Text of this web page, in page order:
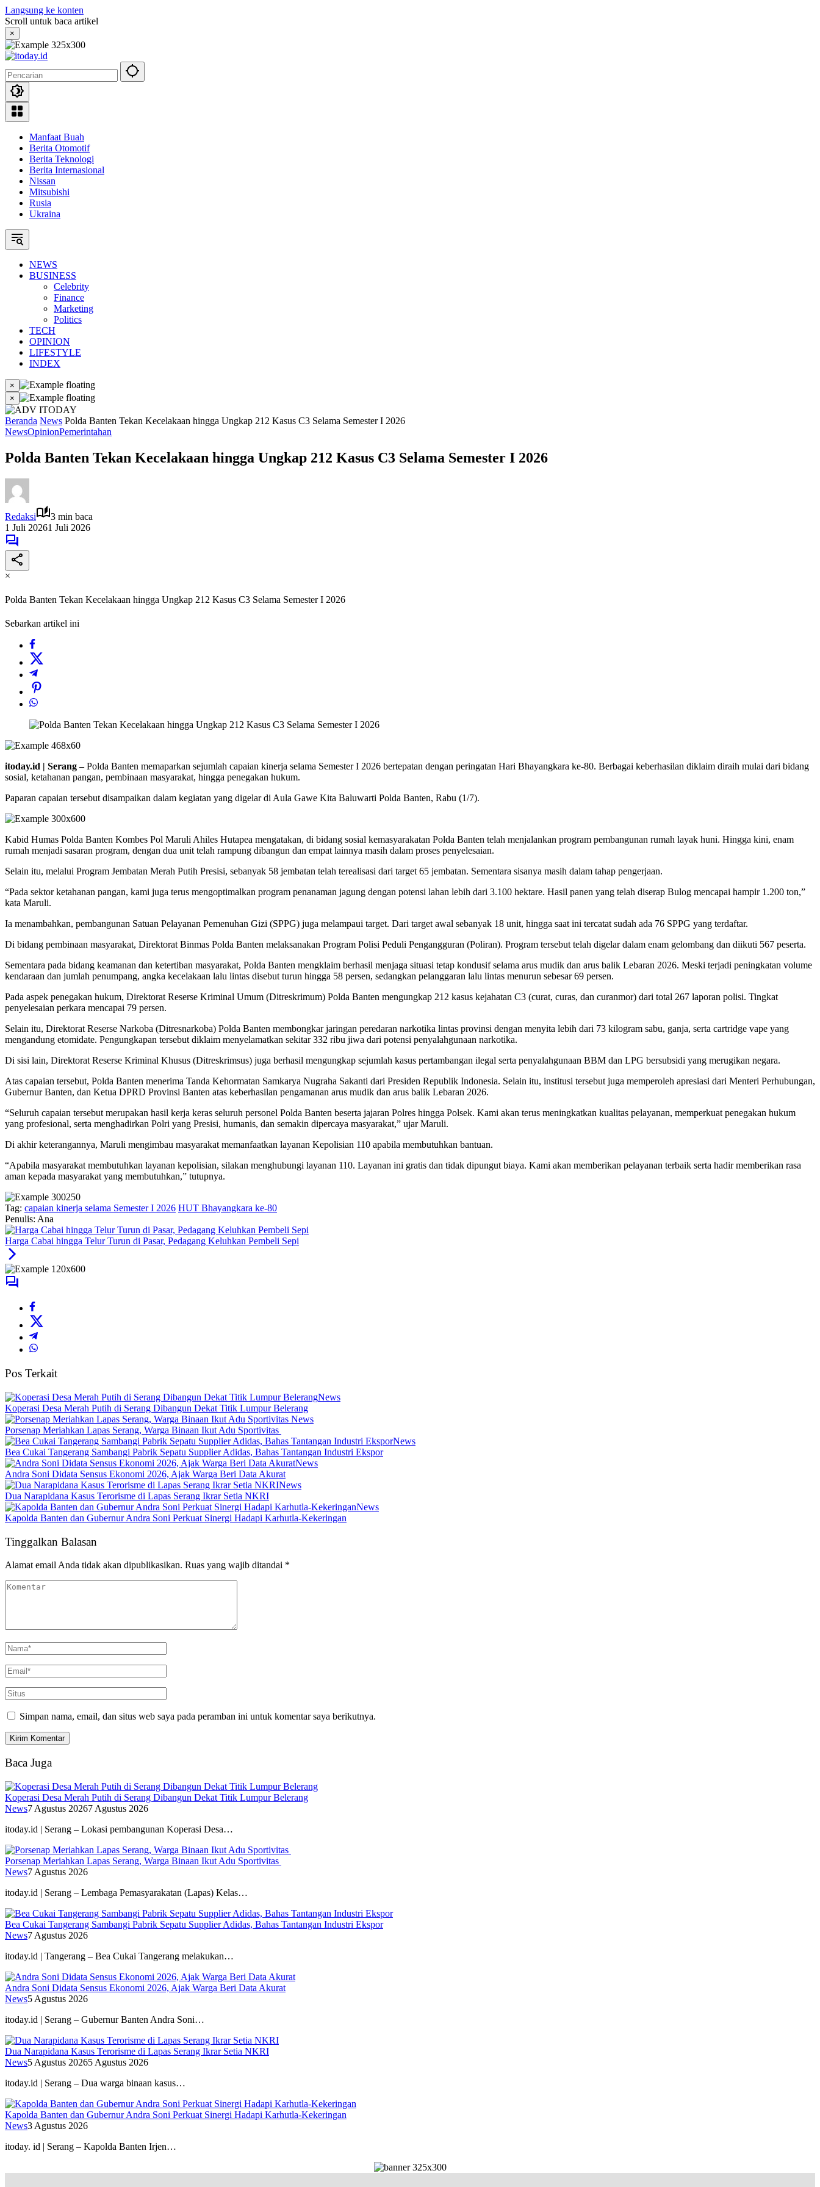
Langsung ke konten
Scroll untuk baca artikel
×
Manfaat Buah
Berita Otomotif
Berita Teknologi
Berita Internasional
Nissan
Mitsubishi
Rusia
Ukraina
NEWS
BUSINESS
Celebrity
Finance
Marketing
Politics
TECH
OPINION
LIFESTYLE
INDEX
×
×
Beranda News Polda Banten Tekan Kecelakaan hingga Ungkap 212 Kasus C3 Selama Semester I 2026
NewsOpinionPemerintahan
Polda Banten Tekan Kecelakaan hingga Ungkap 212 Kasus C3 Selama Semester I 2026
Redaksi
3 min baca
1 Juli 20261 Juli 2026
×
Polda Banten Tekan Kecelakaan hingga Ungkap 212 Kasus C3 Selama Semester I 2026
Sebarkan artikel ini
itoday.id | Serang –Polda Banten memaparkan sejumlah capaian kinerja selama Semester I 2026 bertepatan dengan peringatan Hari Bhayangkara ke-80. Berbagai keberhasilan diklaim diraih mulai dari bidang
sosial, ketahanan pangan, pembinaan masyarakat, hingga penegakan hukum.
Paparan capaian tersebut disampaikan dalam kegiatan yang digelar di Aula Gawe Kita Baluwarti Polda Banten, Rabu (1/7).
Kabid Humas Polda Banten Kombes Pol Maruli Ahiles Hutapea mengatakan, di bidang sosial kemasyarakatan Polda Banten telah menjalankan program pembangunan rumah layak huni. Hingga kini, enam
rumah menjadi sasaran program, dengan dua unit telah rampung dibangun dan empat lainnya masih dalam proses penyelesaian.
Selain itu, melalui Program Jembatan Merah Putih Presisi, sebanyak 58 jembatan telah terealisasi dari target 65 jembatan. Sementara sisanya masih dalam tahap pengerjaan.
“Pada sektor ketahanan pangan, kami juga terus mengoptimalkan program penanaman jagung dengan potensi lahan lebih dari 3.100 hektare. Hasil panen yang telah diserap Bulog mencapai hampir 1.200 ton,”
kata Maruli.
Ia menambahkan, pembangunan Satuan Pelayanan Pemenuhan Gizi (SPPG) juga melampaui target. Dari target awal sebanyak 18 unit, hingga saat ini tercatat sudah ada 76 SPPG yang terdaftar.
Di bidang pembinaan masyarakat, Direktorat Binmas Polda Banten melaksanakan Program Polisi Peduli Pengangguran (Poliran). Program tersebut telah digelar dalam enam gelombang dan diikuti 567 peserta.
Sementara pada bidang keamanan dan ketertiban masyarakat, Polda Banten mengklaim berhasil menjaga situasi tetap kondusif selama arus mudik dan arus balik Lebaran 2026. Meski terjadi peningkatan volume
kendaraan dan jumlah penumpang, angka kecelakaan lalu lintas disebut turun hingga 58 persen, sedangkan pelanggaran lalu lintas menurun sebesar 69 persen.
Pada aspek penegakan hukum, Direktorat Reserse Kriminal Umum (Ditreskrimum) Polda Banten mengungkap 212 kasus kejahatan C3 (curat, curas, dan curanmor) dari total 267 laporan polisi. Tingkat
penyelesaian perkara mencapai 79 persen.
Selain itu, Direktorat Reserse Narkoba (Ditresnarkoba) Polda Banten membongkar jaringan peredaran narkotika lintas provinsi dengan menyita lebih dari 73 kilogram sabu, ganja, serta cartridge vape yang
mengandung etomidate. Pengungkapan tersebut diklaim menyelamatkan sekitar 332 ribu jiwa dari potensi penyalahgunaan narkotika.
Di sisi lain, Direktorat Reserse Kriminal Khusus (Ditreskrimsus) juga berhasil mengungkap sejumlah kasus pertambangan ilegal serta penyalahgunaan BBM dan LPG bersubsidi yang merugikan negara.
Atas capaian tersebut, Polda Banten menerima Tanda Kehormatan Samkarya Nugraha Sakanti dari Presiden Republik Indonesia. Selain itu, institusi tersebut juga memperoleh apresiasi dari Menteri Perhubungan,
Gubernur Banten, dan Ketua DPRD Provinsi Banten atas keberhasilan pengamanan arus mudik dan arus balik Lebaran 2026.
“Seluruh capaian tersebut merupakan hasil kerja keras seluruh personel Polda Banten beserta jajaran Polres hingga Polsek. Kami akan terus meningkatkan kualitas pelayanan, memperkuat penegakan hukum
yang profesional, serta menghadirkan Polri yang Presisi, humanis, dan semakin dipercaya masyarakat,” ujar Maruli.
Di akhir keterangannya, Maruli mengimbau masyarakat memanfaatkan layanan Kepolisian 110 apabila membutuhkan bantuan.
“Apabila masyarakat membutuhkan layanan kepolisian, silakan menghubungi layanan 110. Layanan ini gratis dan tidak dipungut biaya. Kami akan memberikan pelayanan terbaik serta hadir memberikan rasa
aman kepada masyarakat yang membutuhkan,” tutupnya.
Tag: capaian kinerja selama Semester I 2026 HUT Bhayangkara ke-80
Penulis: Ana
Harga Cabai hingga Telur Turun di Pasar, Pedagang Keluhkan Pembeli Sepi
Pos Terkait
News
Koperasi Desa Merah Putih di Serang Dibangun Dekat Titik Lumpur Belerang
News
Porsenap Meriahkan Lapas Serang, Warga Binaan Ikut Adu Sportivitas
News
Bea Cukai Tangerang Sambangi Pabrik Sepatu Supplier Adidas, Bahas Tantangan Industri Ekspor
News
Andra Soni Didata Sensus Ekonomi 2026, Ajak Warga Beri Data Akurat
News
Dua Narapidana Kasus Terorisme di Lapas Serang Ikrar Setia NKRI
News
Kapolda Banten dan Gubernur Andra Soni Perkuat Sinergi Hadapi Karhutla-Kekeringan
Tinggalkan Balasan
Alamat email Anda tidak akan dipublikasikan. Ruas yang wajib ditandai *
Simpan nama, email, dan situs web saya pada peramban ini untuk komentar saya berikutnya.
Baca Juga
Koperasi Desa Merah Putih di Serang Dibangun Dekat Titik Lumpur Belerang
News7 Agustus 20267 Agustus 2026
itoday.id | Serang – Lokasi pembangunan Koperasi Desa…
Porsenap Meriahkan Lapas Serang, Warga Binaan Ikut Adu Sportivitas
News7 Agustus 2026
itoday.id | Serang – Lembaga Pemasyarakatan (Lapas) Kelas…
Bea Cukai Tangerang Sambangi Pabrik Sepatu Supplier Adidas, Bahas Tantangan Industri Ekspor
News7 Agustus 2026
itoday.id | Tangerang – Bea Cukai Tangerang melakukan…
Andra Soni Didata Sensus Ekonomi 2026, Ajak Warga Beri Data Akurat
News5 Agustus 2026
itoday.id | Serang – Gubernur Banten Andra Soni…
Dua Narapidana Kasus Terorisme di Lapas Serang Ikrar Setia NKRI
News5 Agustus 20265 Agustus 2026
itoday.id | Serang – Dua warga binaan kasus…
Kapolda Banten dan Gubernur Andra Soni Perkuat Sinergi Hadapi Karhutla-Kekeringan
News3 Agustus 2026
itoday. id | Serang – Kapolda Banten Irjen…